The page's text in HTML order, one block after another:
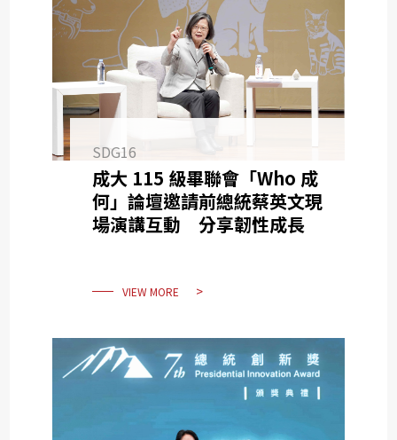
SDG17
SDG16
成大 115 級畢聯會「Who 成
何」論壇邀請前總統蔡英文現
場演講互動 分享韌性成長
VIEW MORE